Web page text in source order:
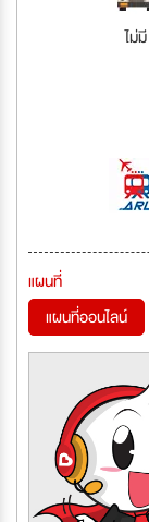
ไม่มี
แผนที่
แผนที่ออนไลน์